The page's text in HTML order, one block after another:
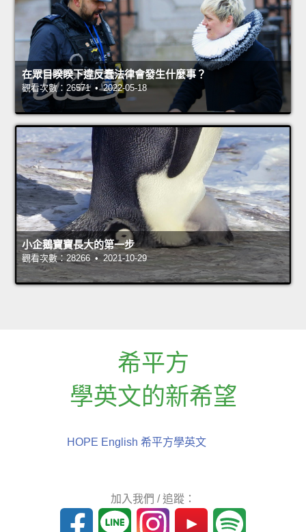
在眾目睽睽下違反蠢法律會發生什麼事？
觀看次數：26571 • 2022-05-18
小企鵝寶寶長大的第一步
觀看次數：28266 • 2021-10-29
希平方
學英文的新希望
HOPE English 希平方學英文
加入我們 / 追蹤：